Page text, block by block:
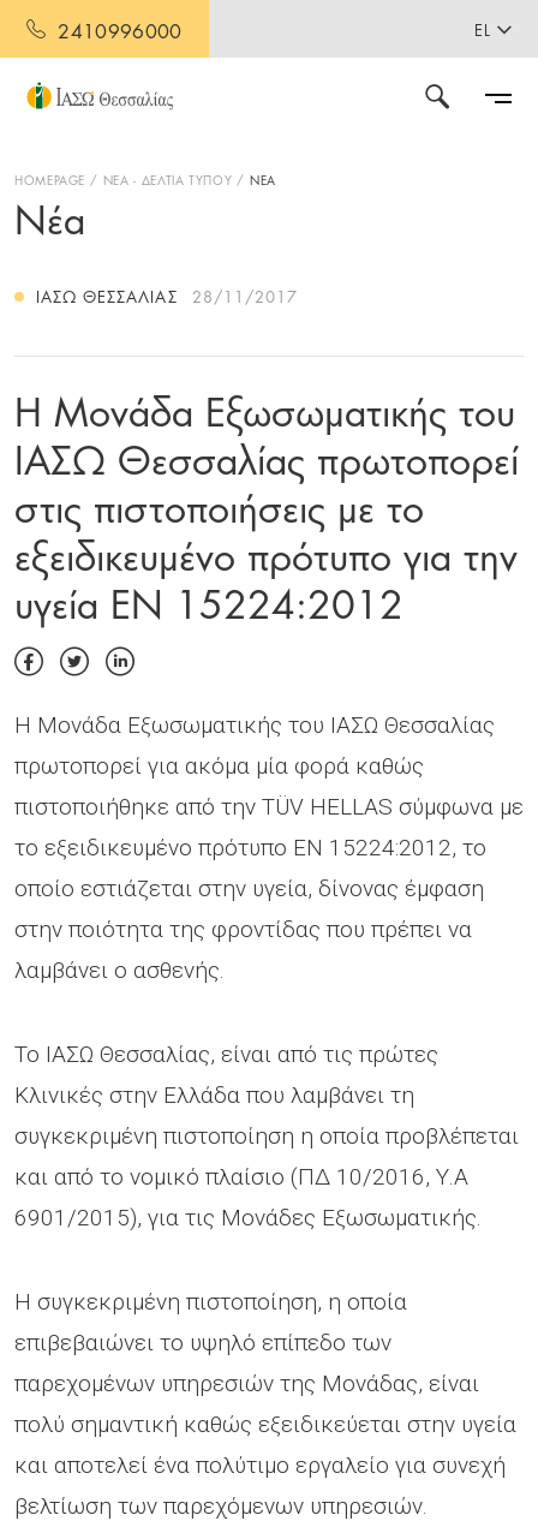
2410996000 EL
HOMEPAGE ΝΕΑ - ΔΕΛΤΙΑ ΤΥΠΟΥ ΝΕΑ
Νέα
ΙΑΣΩ ΘΕΣΣΑΛΊΑΣ 28/11/2017
Η Μονάδα Εξωσωματικής του
ΙΑΣΩ Θεσσαλίας πρωτοπορεί
στις πιστοποιήσεις με το
εξειδικευμένο πρότυπο για την
υγεία EN 15224:2012
Η Μονάδα Εξωσωματικής του ΙΑΣΩ Θεσσαλίας
πρωτοπορεί για ακόμα μία φορά καθώς
πιστοποιήθηκε από την TÜV HELLAS σύμφωνα με
το εξειδικευμένο πρότυπο EN 15224:2012, το
οποίο εστιάζεται στην υγεία, δίνονας έμφαση
στην ποιότητα της φροντίδας που πρέπει να
λαμβάνει ο ασθενής.
Το ΙΑΣΩ Θεσσαλίας, είναι από τις πρώτες
Κλινικές στην Ελλάδα που λαμβάνει τη
συγκεκριμένη πιστοποίηση η οποία προβλέπεται
και από το νομικό πλαίσιο (ΠΔ 10/2016, Υ.Α
6901/2015), για τις Μονάδες Εξωσωματικής.
Η συγκεκριμένη πιστοποίηση, η οποία
επιβεβαιώνει το υψηλό επίπεδο των
παρεχομένων υπηρεσιών της Μονάδας, είναι
πολύ σημαντική καθώς εξειδικεύεται στην υγεία
και αποτελεί ένα πολύτιμο εργαλείο για συνεχή
βελτίωση των παρεχόμενων υπηρεσιών.